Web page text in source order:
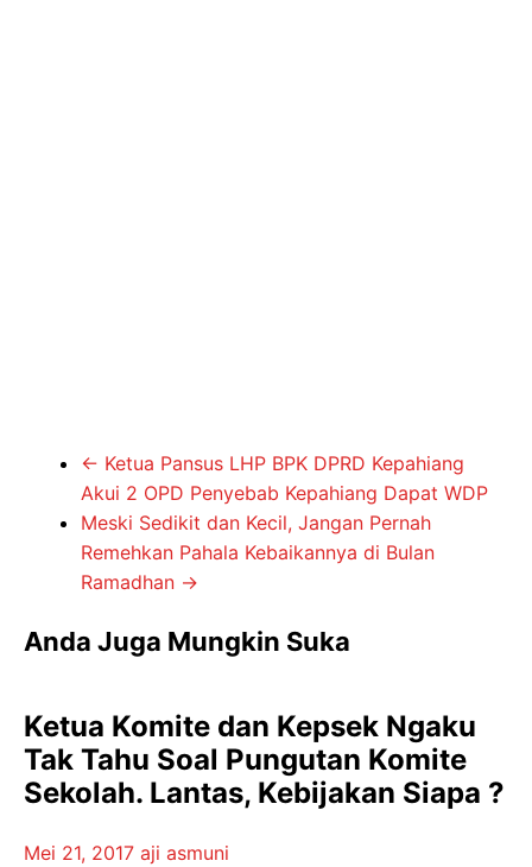
← Ketua Pansus LHP BPK DPRD Kepahiang
Akui 2 OPD Penyebab Kepahiang Dapat WDP
Meski Sedikit dan Kecil, Jangan Pernah
Remehkan Pahala Kebaikannya di Bulan
Ramadhan →
Anda Juga Mungkin Suka
Ketua Komite dan Kepsek Ngaku
Tak Tahu Soal Pungutan Komite
Sekolah. Lantas, Kebijakan Siapa ?
Mei 21, 2017 aji asmuni